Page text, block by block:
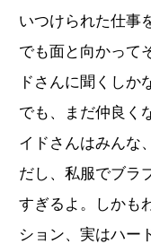
いつけられた仕事
でも面と向かって
ドさんに聞くしか
でも、まだ仲良
イドさんはみんな
だし、私服でブラ
すぎるよ。しかも
ション、実はハー